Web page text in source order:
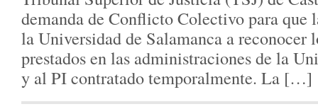
demanda de Conflicto Colectivo para que
la Universidad de Salamanca a reconocer
prestados en las administraciones de la
y al PI contratado temporalmente. La […]